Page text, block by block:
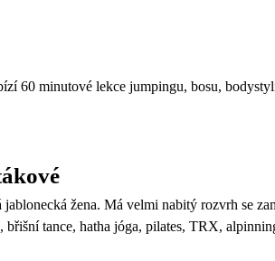
60 minutové lekce jumpingu, bosu,
žena. Má velmi nabitý rozvrh se
tance, hatha jóga, pilates, TRX,